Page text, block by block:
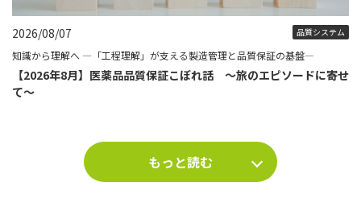
2026/08/07 品質システム
知識から理解へ ―「工程理解」が支える製造管理と品質保証の基盤―
【2026年8月】医薬品品質保証こぼれ話 ～旅のエピソードに寄せ
て～
もっと読む